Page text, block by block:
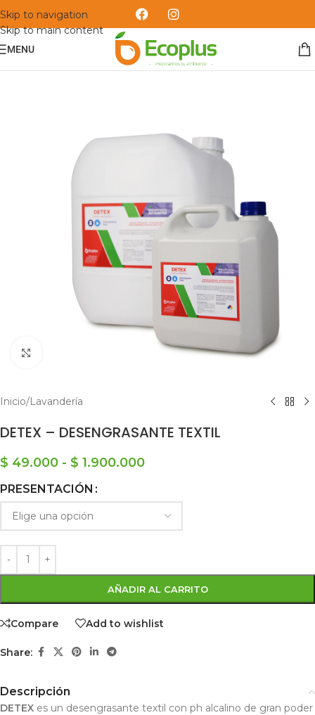
Skip to navigation
Skip to main content
MENU
Inicio/Lavandería
DETEX – DESENGRASANTE TEXTIL
$ 49.000 - $ 1.900.000
PRESENTACIÓN
AÑADIR AL CARRITO
Compare Add to wishlist
Share:
Descripción
DETEX es un desengrasante textil con ph alcalino de gran poder